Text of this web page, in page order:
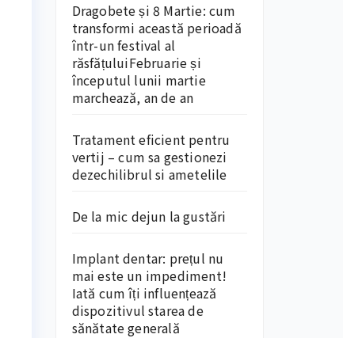
Dragobete și 8 Martie: cum
transformi această perioadă
într-un festival al
răsfățuluiFebruarie și
începutul lunii martie
marchează, an de an
Tratament eficient pentru
vertij – cum sa gestionezi
dezechilibrul si ametelile
De la mic dejun la gustări
Implant dentar: prețul nu
mai este un impediment!
Iată cum îți influențează
dispozitivul starea de
sănătate generală